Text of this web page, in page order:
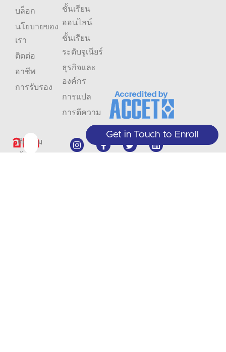
อย่า
พลาด
ติดตาม
บล็อก
นโยบายของ
เรา
ติดต่อ
อาชีพ
การรับรอง
ชั้นเรียน
ออนไลน์
ชั้นเรียน
ระดับจูเนียร์
ธุรกิจและ
องค์กร
การแปล
การตีความ
Get in Touch to Enroll